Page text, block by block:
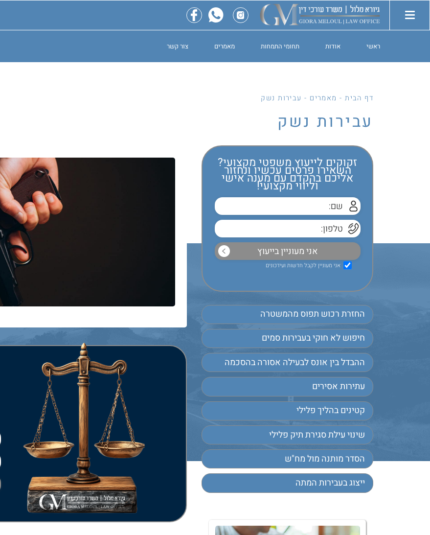
ראשי אודות תחומי התמחות מאמרים צור קשר
דף הבית- מאמרים - עבירות נשק
עבירות נשק
זקוקים לייעוץ משפטי מקצועי?
השאירו פרטים עכשיו ונחזור
אליכם בהקדם עם מענה אישי
וליווי מקצועי!
אני מעוניין לקבל חדשות ועידכונים
החזרת רכוש תפוס מהמשטרה
חיפוש לא חוקי בעבירות סמים
ההבדל בין אונס לבעילה אסורה בהסכמה
עתירות אסירים
קטינים בהליך פלילי
שינוי עילת סגירת תיק פלילי
הסדר מותנה מול מח"ש
ייצוג בעבירות המתה